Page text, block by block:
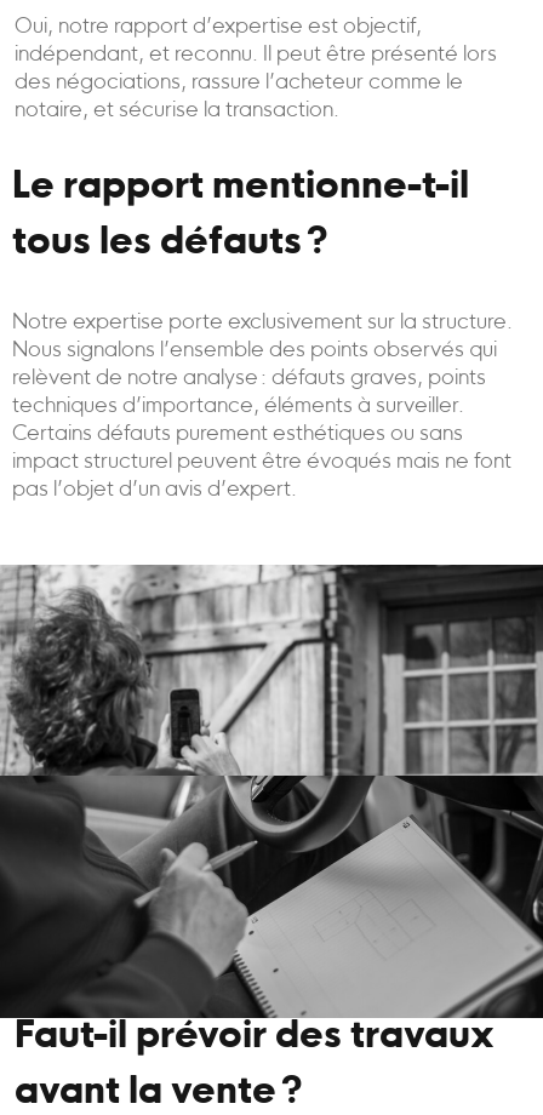
Oui, notre rapport d’expertise est objectif,
indépendant, et reconnu. Il peut être présenté lors
des négociations, rassure l’acheteur comme le
notaire, et sécurise la transaction.
Le rapport mentionne-t-il
tous les défauts ?
Notre expertise porte exclusivement sur la structure.
Nous signalons l’ensemble des points observés qui
relèvent de notre analyse : défauts graves, points
techniques d’importance, éléments à surveiller.
Certains défauts purement esthétiques ou sans
impact structurel peuvent être évoqués mais ne font
pas l’objet d’un avis d’expert.
Faut-il prévoir des travaux
avant la vente ?